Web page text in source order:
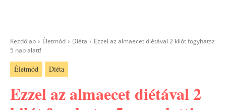
Kezdőlap Életmód Diéta
Ezzel az almaecet diétával 2 kilót fogyhatsz
5 nap alatt!
Életmód Diéta
Ezzel az almaecet diétával 2